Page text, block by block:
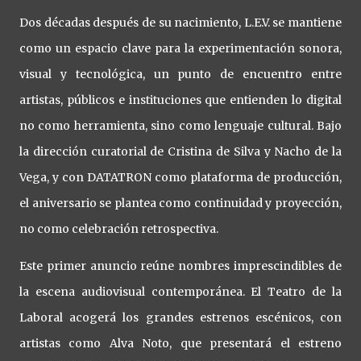
Dos décadas después de su nacimiento, L.E.V. se mantiene
como un espacio clave para la experimentación sonora,
visual y tecnológica, un punto de encuentro entre
artistas, públicos e instituciones que entienden lo digital
no como herramienta, sino como lenguaje cultural. Bajo
la dirección curatorial de Cristina de Silva y Nacho de la
Vega, y con DATATRON como plataforma de producción,
el aniversario se plantea como continuidad y proyección,
no como celebración retrospectiva.
Este primer anuncio reúne nombres imprescindibles de
la escena audiovisual contemporánea. El Teatro de la
Laboral acogerá los grandes estrenos escénicos, con
artistas como Alva Noto, que presentará el estreno